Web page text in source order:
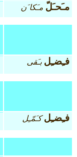
مـَحـَلّ مـَكا َن
فـِضـِل بـَقى
فـِضـِل كـَمّـِل